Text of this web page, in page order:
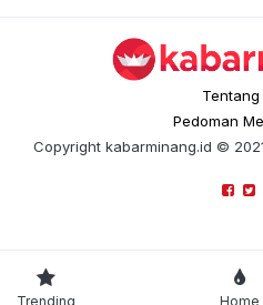
Tentang
Pedoman
Copyright kabarminang.id ©
Trending Home